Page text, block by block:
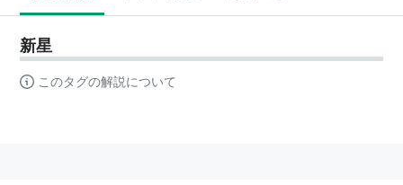
新星
このタグの解説について